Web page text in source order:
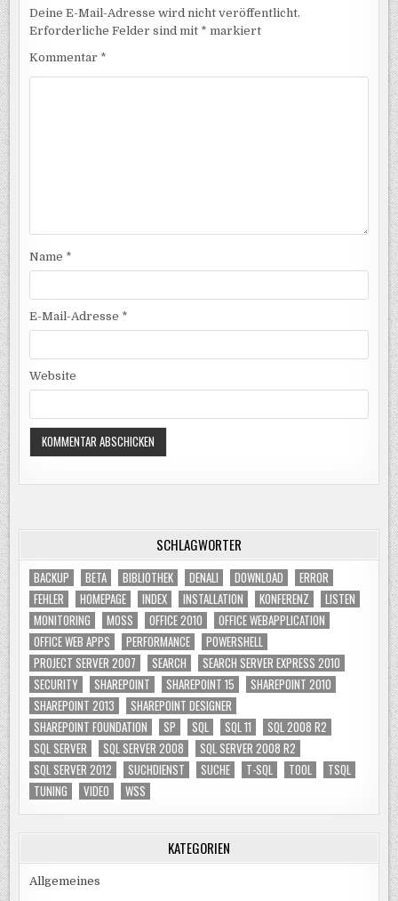
Deine E-Mail-Adresse wird nicht veröffentlicht.
Erforderliche Felder sind mit * markiert
Kommentar *
Name *
E-Mail-Adresse *
Website
SCHLAGWÖRTER
BACKUP BETA BIBLIOTHEK DENALI DOWNLOAD
ERROR
FEHLER
HOMEPAGE INDEX INSTALLATION KONFERENZ
LISTEN
MONITORING
MOSS OFFICE 2010
OFFICE WEBAPPLICATION
OFFICE WEB APPS
PERFORMANCE
POWERSHELL
PROJECT SERVER 2007
SEARCH
SEARCH SERVER EXPRESS 2010
SECURITY
SHAREPOINT SHAREPOINT 15
SHAREPOINT 2010
SHAREPOINT 2013
SHAREPOINT DESIGNER
SHAREPOINT FOUNDATION
SP SQL SQL 11
SQL 2008 R2
SQL SERVER
SQL SERVER 2008
SQL SERVER 2008 R2
SQL SERVER 2012
SUCHDIENST SUCHE T-SQL TOOL
TSQL
TUNING
VIDEO WSS
KATEGORIEN
Allgemeines